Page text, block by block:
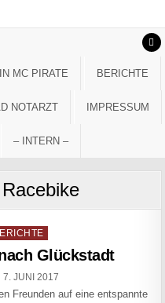
MC PIRATE BERICHTE
NOTARZT IMPRESSUM
– INTERN –
Racebike
Glückstadt
PUBLISHED DATE:
7. JUNI 2017
Freunden auf eine entspannte